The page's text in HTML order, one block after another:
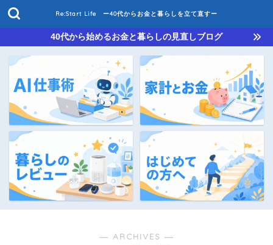
Re:Start Life ー40代からお金と暮らしを立て直すー
40代から始めるお金と暮らしの見直しブログ
― ARCHIVES ―